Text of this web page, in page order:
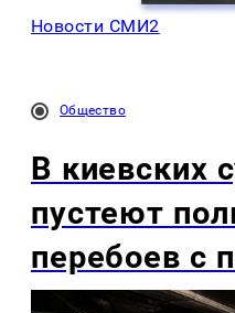
Новости СМИ2
Общество
В киевских
пустеют
перебоев с